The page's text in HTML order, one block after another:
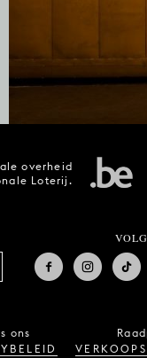
overheid
Loterij.
ons